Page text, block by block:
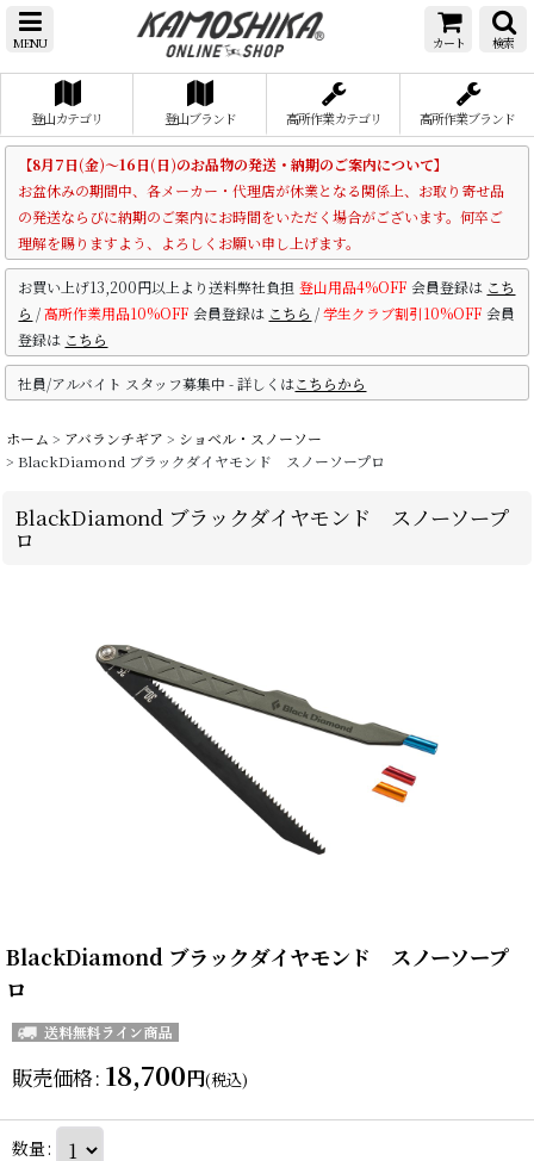
MENU カート 検索
登山カテゴリ 登山ブランド 高所作業カテゴリ 高所作業ブランド
【8月7日(金)～16日(日)のお品物の発送・納期のご案内について】
お盆休みの期間中、各メーカー・代理店が休業となる関係上、お取り寄せ品
の発送ならびに納期のご案内にお時間をいただく場合がございます。何卒ご
理解を賜りますよう、よろしくお願い申し上げます。
お買い上げ13,200円以上より送料弊社負担 登山用品4%OFF 会員登録は こち
ら /高所作業用品10%OFF 会員登録は こちら /学生クラブ割引10%OFF 会員
登録は こちら
社員/アルバイト スタッフ募集中 - 詳しくはこちらから
ホーム > アバランチギア > ショベル・スノーソー
> BlackDiamond ブラックダイヤモンド スノーソープロ
BlackDiamond ブラックダイヤモンド スノーソープ
ロ
BlackDiamond ブラックダイヤモンド スノーソープ
ロ
販売価格: 18,700円(税込)
数量: